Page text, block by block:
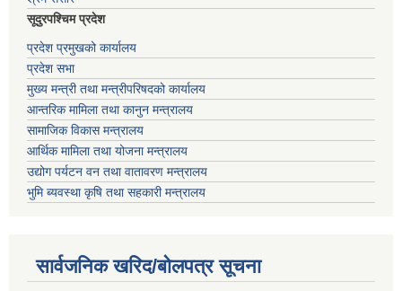
सूदुरपश्चिम प्रदेश
प्रदेश प्रमुखको कार्यालय
प्रदेश सभा
मुख्य मन्त्री तथा मन्त्रीपरिषदको कार्यालय
आन्तरिक मामिला तथा कानुन मन्त्रालय
सामाजिक विकास मन्त्रालय
आर्थिक मामिला तथा योजना मन्त्रालय
उद्योग पर्यटन वन तथा वातावरण मन्त्रालय
भुमि ब्यवस्था कृषि तथा सहकारी मन्त्रालय
सार्वजनिक खरिद/बोलपत्र सूचना